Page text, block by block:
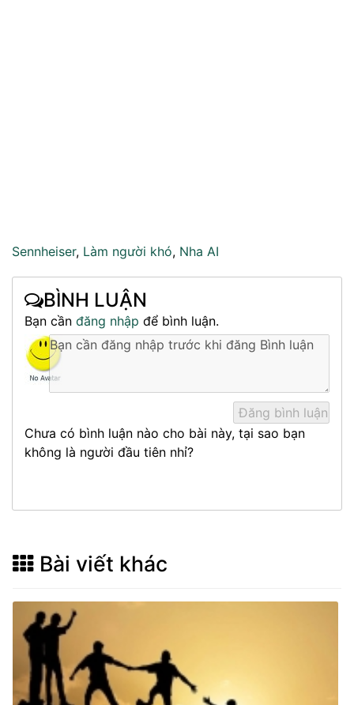
Sennheiser, Làm người khó, Nha AI
BÌNH LUẬN
Bạn cần đăng nhập để bình luận.
Chưa có bình luận nào cho bài này, tại sao bạn
không là người đầu tiên nhỉ?
Bài viết khác